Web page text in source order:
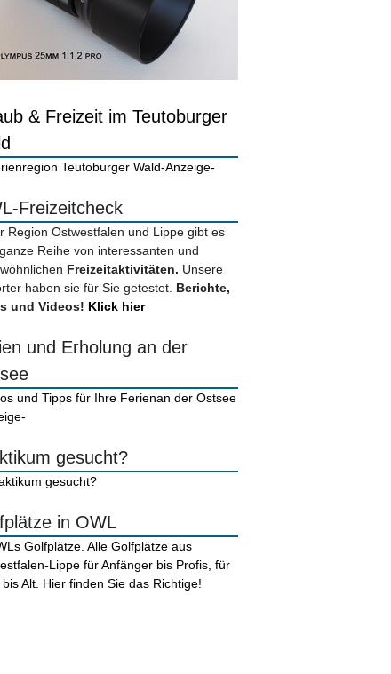
& Freizeit im Teutoburger
-Anzeige-
Freizeitcheck
Region Ostwestfalen und Lippe gibt es
Reihe von interessanten und
Freizeitaktivitäten. Unsere
haben sie für Sie getestet. Berichte,
und Videos! Klick hier
und Erholung an der
gesucht?
in OWL